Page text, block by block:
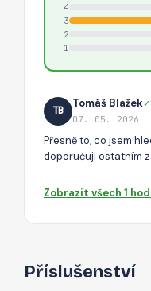
4
3
2
1
TB
Tomáš Blažek✓
07. 05. 2026
Přesně to, co jsem
doporučuji ostatním
Zobrazit všech 1
Příslušenství